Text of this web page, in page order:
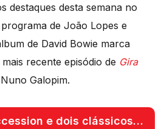
destaques desta semana no
de João Lopes e
de David Bowie marca
recente episódio de Gira
Galopim.
e dois clássicos